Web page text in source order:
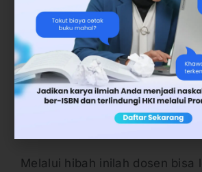
Hibah penelitian
pihak. Meski sifatnya kompetitif
peminatnya tinggi, yakni
Indonesia. Namun, ikut
meraihnya adalah keharusan
semua dosen. Sehingga
Melalui hibah inilah dosen bisa